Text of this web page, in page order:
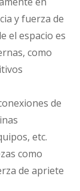
y fuerza de
el espacio es
como
de
etc.
como
de apriete